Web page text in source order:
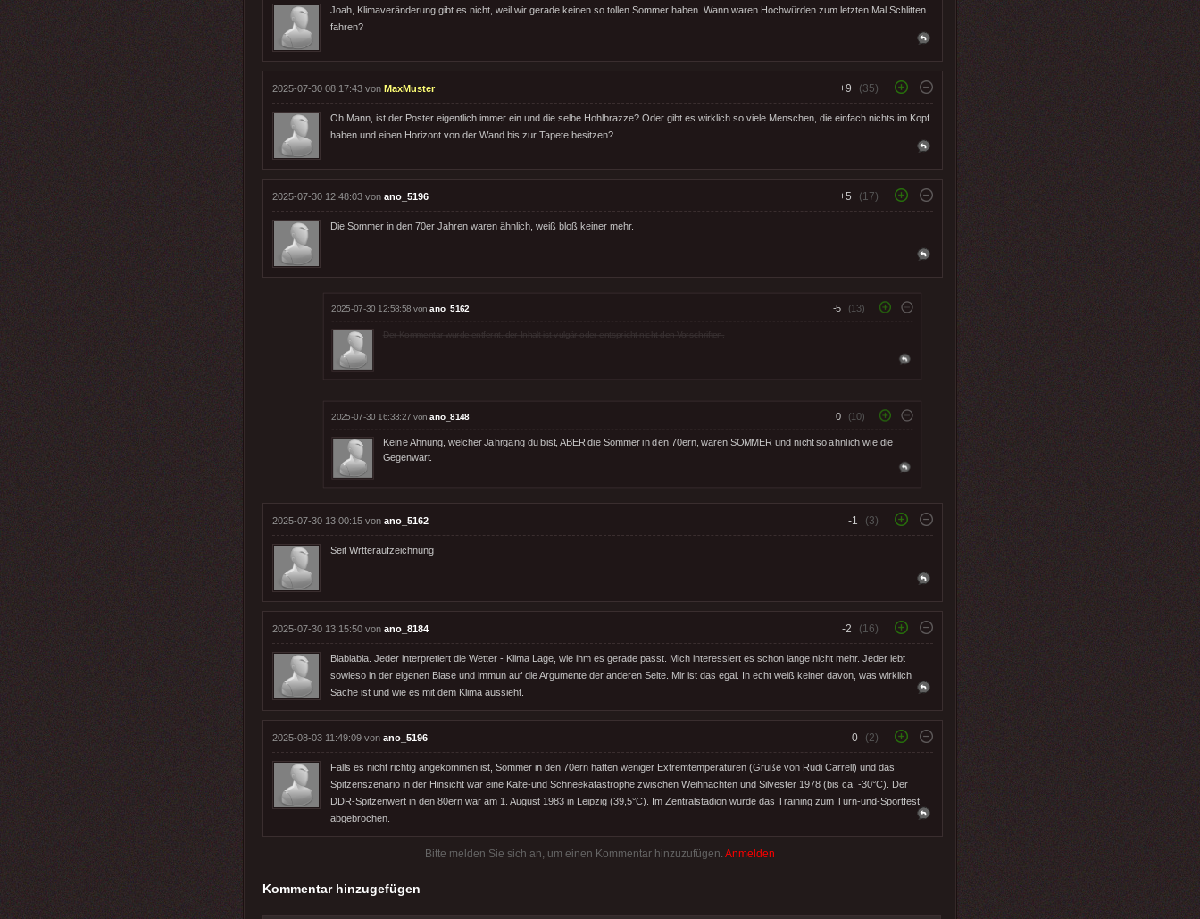
Joah, Klimaveränderung gibt es nicht, weil wir gerade keinen so tollen Sommer haben. Wann waren Hochwürden zum letzten Mal Schlitten
fahren?
2025-07-30 08:17:43 von MaxMuster +9 (35)
Oh Mann, ist der Poster eigentlich immer ein und die selbe Hohlbrazze? Oder gibt es wirklich so viele Menschen, die einfach nichts im Kopf
haben und einen Horizont von der Wand bis zur Tapete besitzen?
2025-07-30 12:48:03 von ano_5196 +5 (17)
Die Sommer in den 70er Jahren waren ähnlich, weiß bloß keiner mehr.
2025-07-30 12:58:58 vonano_5162 -5 (13)
Der Kommentar wurde entfernt, der Inhalt ist vulgär oder entspricht nicht den Vorschriften.
2025-07-30 16:33:27 vonano_8148 0 (10)
Keine Ahnung, welcher Jahrgang du bist, ABER die Sommer in den 70ern, waren SOMMER und nicht so ähnlich wie die
Gegenwart.
2025-07-30 13:00:15 von ano_5162 -1 (3)
Seit Wrtteraufzeichnung
2025-07-30 13:15:50 von ano_8184 -2 (16)
Blablabla. Jeder interpretiert die Wetter - Klima Lage, wie ihm es gerade passt. Mich interessiert es schon lange nicht mehr. Jeder lebt
sowieso in der eigenen Blase und immun auf die Argumente der anderen Seite. Mir ist das egal. In echt weiß keiner davon, was wirklich
Sache ist und wie es mit dem Klima aussieht.
2025-08-03 11:49:09 von ano_5196 0 (2)
Falls es nicht richtig angekommen ist, Sommer in den 70ern hatten weniger Extremtemperaturen (Grüße von Rudi Carrell) und das
Spitzenszenario in der Hinsicht war eine Kälte-und Schneekatastrophe zwischen Weihnachten und Silvester 1978 (bis ca. -30°C). Der
DDR-Spitzenwert in den 80ern war am 1. August 1983 in Leipzig (39,5°C). Im Zentralstadion wurde das Training zum Turn-und-Sportfest
abgebrochen.
Bitte melden Sie sich an, um einen Kommentar hinzuzufügen. Anmelden
Kommentar hinzugefügen